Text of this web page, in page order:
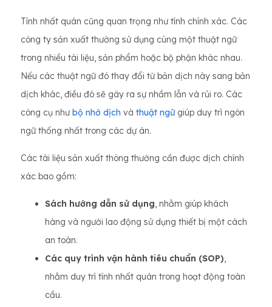
Tính nhất quán cũng quan trọng như tính chính xác. Các
công ty sản xuất thường sử dụng cùng một thuật ngữ
trong nhiều tài liệu, sản phẩm hoặc bộ phận khác nhau.
Nếu các thuật ngữ đó thay đổi từ bản dịch này sang bản
dịch khác, điều đó sẽ gây ra sự nhầm lẫn và rủi ro. Các
công cụ nhưbộ nhớ dịch và thuật ngữgiúp duy trì ngôn
ngữ thống nhất trong các dự án.
Các tài liệu sản xuất thông thường cần được dịch chính
xác bao gồm:
Sách hướng dẫn sử dụng, nhằm giúp khách
hàng và người lao động sử dụng thiết bị một cách
an toàn.
Các quy trình vận hành tiêu chuẩn (SOP),
nhằm duy trì tính nhất quán trong hoạt động toàn
cầu.